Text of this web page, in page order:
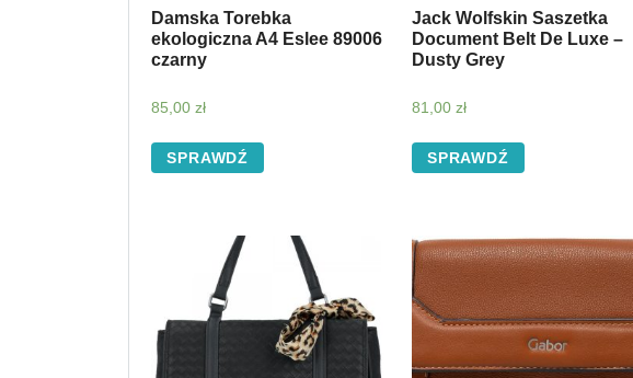
Damska Torebka
ekologiczna A4 Eslee 89006
czarny
85,00 zł
SPRAWDŹ
Jack Wolfskin Saszetka
Document Belt De Luxe –
Dusty Grey
81,00 zł
SPRAWDŹ